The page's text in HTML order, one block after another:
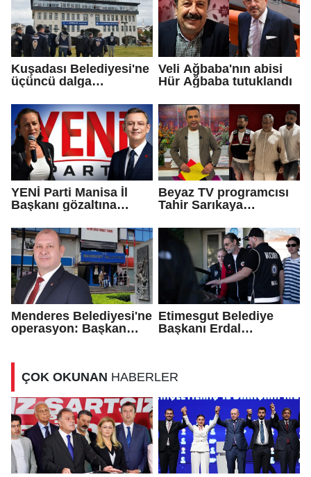
Kuşadası Belediyesi'ne
üçüncü dalga
Veli Ağbaba'nın abisi
Hür Ağbaba tutuklandı
YENİ Parti Manisa İl
Başkanı gözaltına
Beyaz TV programcısı
Tahir Sarıkaya
Menderes Belediyesi'ne
operasyon: Başkan
Etimesgut Belediye
Başkanı Erdal
ÇOK OKUNAN HABERLER